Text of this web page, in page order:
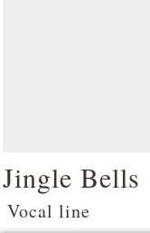
Jingle Bells
Vocal line